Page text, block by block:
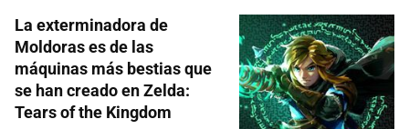
La exterminadora de
Moldoras es de las
máquinas más bestias que
se han creado en Zelda:
Tears of the Kingdom